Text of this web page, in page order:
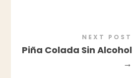
NEXT POST
Piña Colada Sin Alcohol
→